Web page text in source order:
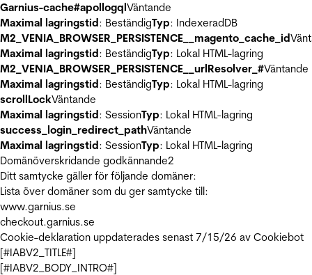
Garnius-cache#apollogqlVäntande
Maximal lagringstid: BeständigTyp: IndexeradDB
M2_VENIA_BROWSER_PERSISTENCE__magento_cache_id
Maximal lagringstid: BeständigTyp: Lokal HTML-lagring
M2_VENIA_BROWSER_PERSISTENCE__urlResolver_#Väntande
Maximal lagringstid: BeständigTyp: Lokal HTML-lagring
scrollLockVäntande
Maximal lagringstid: SessionTyp: Lokal HTML-lagring
success_login_redirect_pathVäntande
Maximal lagringstid: SessionTyp: Lokal HTML-lagring
Domänöverskridande godkännande2
Ditt samtycke gäller för följande domäner:
Lista över domäner som du ger samtycke till:
www.garnius.se
checkout.garnius.se
Cookie-deklaration uppdaterades senast 7/15/26 av Cookiebot
[#IABV2_TITLE#]
[#IABV2_BODY_INTRO#]